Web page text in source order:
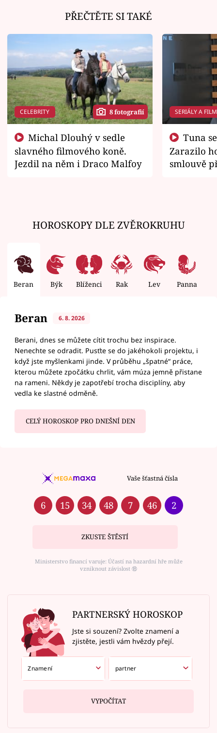
PŘEČTĚTE SI TAKÉ
CELEBRITY 8 fotografií
slavného filmového koně.
Jezdil na něm i Draco Malfoy
SERIÁLY A
Zarazilo
smlouvě
HOROSKOPY DLE ZVĚROKRUHU
Beran Býk Blíženci Rak Lev Panna
Beran 6. 8. 2026
Berani, dnes se můžete cítit trochu bez inspirace.
Nenechte se odradit. Pusťte se do jakéhokoli projektu, i
když jste myšlenkami jinde. V průběhu „špatné“ práce,
kterou můžete zpočátku chrlit, vám múza jemně přistane
na rameni. Někdy je zapotřebí trocha disciplíny, aby
vedla ke slastné odměně.
CELÝ HOROSKOP PRO DNEŠNÍ DEN
Vaše šťastná čísla
6 15 34 48 7 46 2
ZKUSTE ŠTĚSTÍ
Ministerstvo financí varuje: Účastí na hazardní hře může
vzniknout závislost ⑱
PARTNERSKÝ HOROSKOP
Jste si souzení? Zvolte znamení a
zjistěte, jestli vám hvězdy přejí.
VYPOČÍTAT